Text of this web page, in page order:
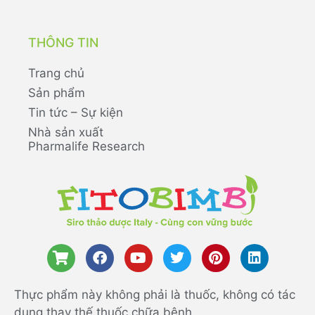
THÔNG TIN
Trang chủ
Sản phẩm
Tin tức – Sự kiện
Nhà sản xuất
Pharmalife Research
Thực phẩm này không phải là thuốc, không có tác